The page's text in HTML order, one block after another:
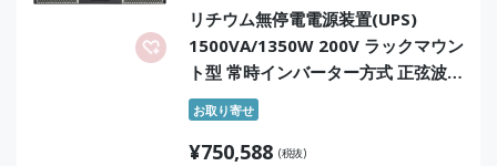
リチウム無停電電源装置(UPS)
1500VA/1350W 200V ラックマウン
ト型 常時インバーター方式 正弦波
センドバック6年保証付
お取り寄せ
¥750,588 (税抜)